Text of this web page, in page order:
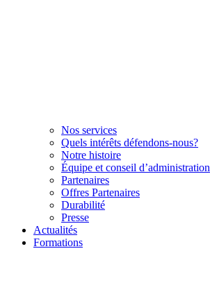
Nos services
Quels intérêts défendons-nous?
Notre histoire
Équipe et conseil d’administration
Partenaires
Offres Partenaires
Durabilité
Presse
Actualités
Formations